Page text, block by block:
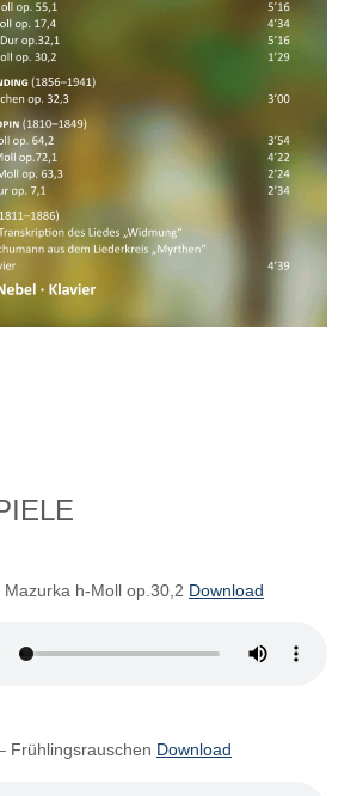
h-Moll op.30,2 Download
Frühlingsrauschen Download